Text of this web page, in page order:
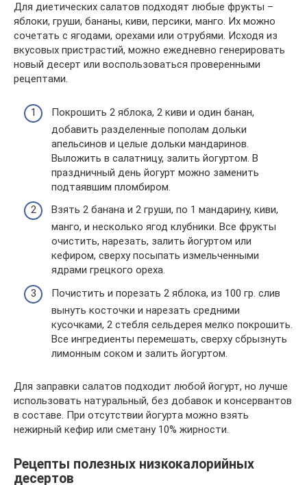
Для диетических салатов подходят любые фрукты –
яблоки, груши, бананы, киви, персики, манго. Их можно
сочетать с ягодами, орехами или отрубями. Исходя из
вкусовых пристрастий, можно ежедневно генерировать
новый десерт или воспользоваться проверенными
рецептами.
Покрошить 2 яблока, 2 киви и один банан,
добавить разделенные пополам дольки
апельсинов и целые дольки мандаринов.
Выложить в салатницу, залить йогуртом. В
праздничный день йогурт можно заменить
подтаявшим пломбиром.
Взять 2 банана и 2 груши, по 1 мандарину, киви,
манго, и несколько ягод клубники. Все фрукты
очистить, нарезать, залить йогуртом или
кефиром, сверху посыпать измельченными
ядрами грецкого ореха.
Почистить и порезать 2 яблока, из 100 гр. слив
вынуть косточки и нарезать средними
кусочками, 2 стебля сельдерея мелко покрошить.
Все ингредиенты перемешать, сверху сбрызнуть
лимонным соком и залить йогуртом.
Для заправки салатов подходит любой йогурт, но лучше
использовать натуральный, без добавок и консервантов
в составе. При отсутствии йогурта можно взять
нежирный кефир или сметану 10% жирности.
Рецепты полезных низкокалорийных
десертов